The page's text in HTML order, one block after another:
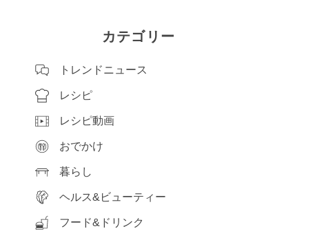
カテゴリー
トレンドニュース
レシピ
レシピ動画
おでかけ
暮らし
ヘルス&ビューティー
フード&ドリンク